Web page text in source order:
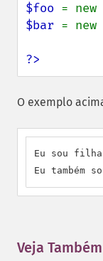
$foo = new
$bar = new
?>
O exemplo
Eu sou
Eu também
Veja Também